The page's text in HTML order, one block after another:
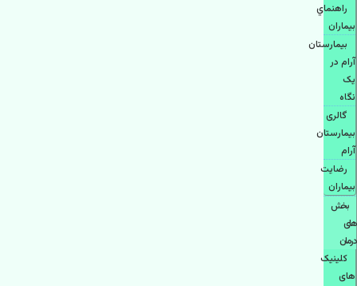
راهنماي
بیماران
بیمارستان
آرام در
یک
نگاه
گالری
بیمارستان
آرام
رضایت
بیماران
بخش
های
درمان
کلینیک
های